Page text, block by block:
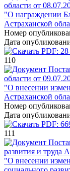
области от
"О награждении
Астраханской
Номер
Дата
PDF:
110
области от
"О внесении
Астраханской
Номер
Дата
PDF:
111
развития и труда
"О внесении